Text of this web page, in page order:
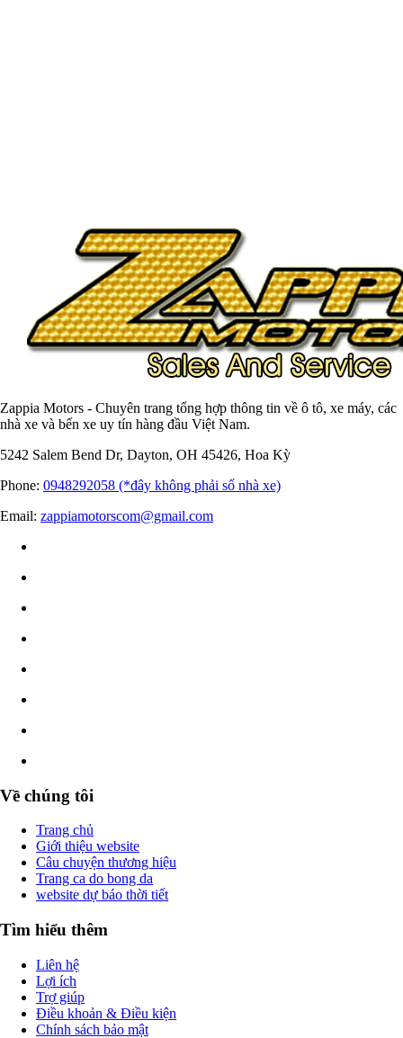
Zappia Motors - Chuyên trang tổng hợp thông tin về ô tô, xe máy, các
nhà xe và bến xe uy tín hàng đầu Việt Nam.
5242 Salem Bend Dr, Dayton, OH 45426, Hoa Kỳ
Phone: 0948292058 (*đây không phải số nhà xe)
Email: zappiamotorscom@gmail.com
Về chúng tôi
Trang chủ
Giới thiệu website
Câu chuyện thương hiệu
Trang ca do bong da
website dự báo thời tiết
Tìm hiểu thêm
Liên hệ
Lợi ích
Trợ giúp
Điều khoản & Điều kiện
Chính sách bảo mật